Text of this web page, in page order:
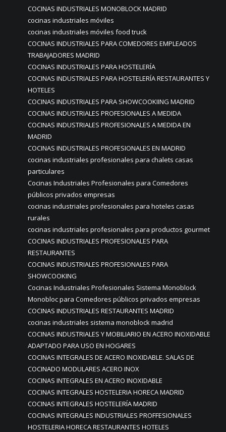
COCINAS INDUSTRIALES MONOBLOCK MADRID
cocinas industriales móviles
cocinas industriales móviles food truck
COCINAS INDUSTRIALES PARA COMEDORES EMPLEADOS
TRABAJADORES MADRID
COCINAS INDUSTRIALES PARA HOSTELERÍA
COCINAS INDUSTRIALES PARA HOSTELERÍA RESTAURANTES Y
HOTELES
COCINAS INDUSTRIALES PARA SHOWCOOKIING MADRID
COCINAS INDUSTRIALES PROFESIONALES A MEDIDA
COCINAS INDUSTRIALES PROFESIONALES A MEDIDA EN
MADRID
COCINAS INDUSTRIALES PROFESIONALES EN MADRID
cocinas industriales profesionales para chalets casas
particulares
Cocinas Industriales Profesionales para Comedores
públicos privados empresas
cocinas industriales profesionales para hoteles casas
rurales
cocinas industriales profesionales para productos gourmet
COCINAS INDUSTRIALES PROFESIONALES PARA
RESTAURANTES
COCINAS INDUSTRIALES PROFESIONALES PARA
SHOWCOOKING
Cocinas Industriales Profesionales Sistema Monoblock
Monobloc para Comedores públicos privados empresas
COCINAS INDUSTRIALES RESTAURANTES MADRID
cocinas industriales sistema monoblock madrid
COCINAS INDUSTRIALES Y MOBILIARIO EN ACERO INOXIDABLE
ADAPTADO PARA USO EN HOGARES
COCINAS INTEGRALES DE ACERO INOXIDABLE. SALAS DE
COCINADO MODULARES ACERO INOX
COCINAS INTEGRALES EN ACERO INOXIDABLE
COCINAS INTEGRALES HOSTELERIA HORECA MADRID
COCINAS INTEGRALES HOSTELERÍA MADRID
COCINAS INTEGRALES INDUSTRIALES PROFFESIONALES
HOSTELERIA HORECA RESTAURANTES HOTELES